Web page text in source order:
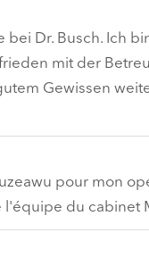
bei Dr. Busch. Ich
mit der
Gewissen
pour mon
l'équipe du cabinet